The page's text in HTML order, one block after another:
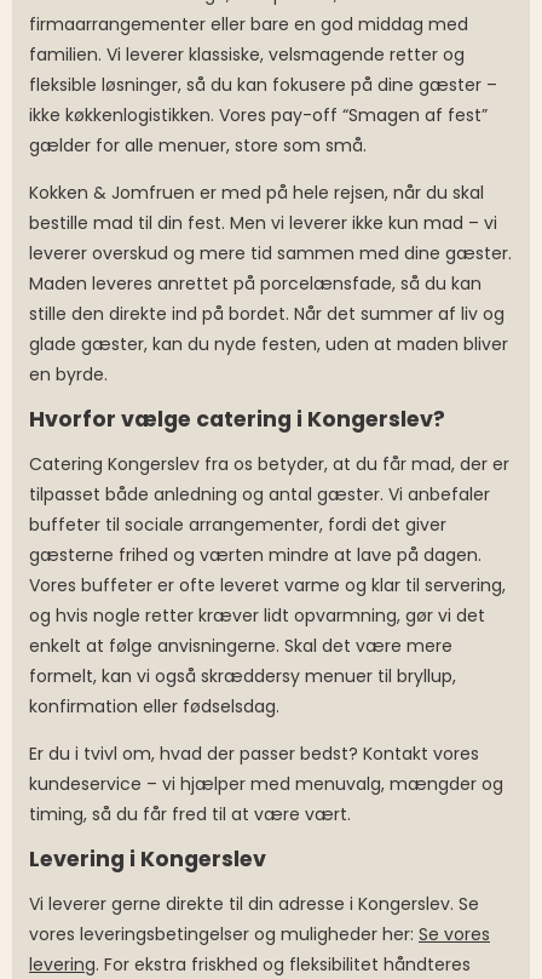
firmaarrangementer eller bare en god middag med
familien. Vi leverer klassiske, velsmagende retter og
fleksible løsninger, så du kan fokusere på dine gæster –
ikke køkkenlogistikken. Vores pay-off “Smagen af fest”
gælder for alle menuer, store som små.
Kokken & Jomfruen er med på hele rejsen, når du skal
bestille mad til din fest. Men vi leverer ikke kun mad – vi
leverer overskud og mere tid sammen med dine gæster.
Maden leveres anrettet på porcelænsfade, så du kan
stille den direkte ind på bordet. Når det summer af liv og
glade gæster, kan du nyde festen, uden at maden bliver
en byrde.
Hvorfor vælge catering i Kongerslev?
Catering Kongerslev fra os betyder, at du får mad, der er
tilpasset både anledning og antal gæster. Vi anbefaler
buffeter til sociale arrangementer, fordi det giver
gæsterne frihed og værten mindre at lave på dagen.
Vores buffeter er ofte leveret varme og klar til servering,
og hvis nogle retter kræver lidt opvarmning, gør vi det
enkelt at følge anvisningerne. Skal det være mere
formelt, kan vi også skræddersy menuer til bryllup,
konfirmation eller fødselsdag.
Er du i tvivl om, hvad der passer bedst? Kontakt vores
kundeservice – vi hjælper med menuvalg, mængder og
timing, så du får fred til at være vært.
Levering i Kongerslev
Vi leverer gerne direkte til din adresse i Kongerslev. Se
vores leveringsbetingelser og muligheder her: Se vores
levering. For ekstra friskhed og fleksibilitet håndteres